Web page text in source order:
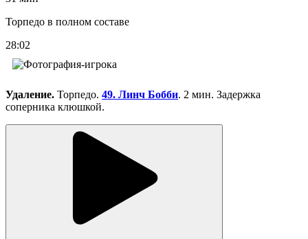
Торпедо в полном составе
28:02
Удаление. Торпедо. 49. Линч Бобби. 2 мин. Задержка
соперника клюшкой.